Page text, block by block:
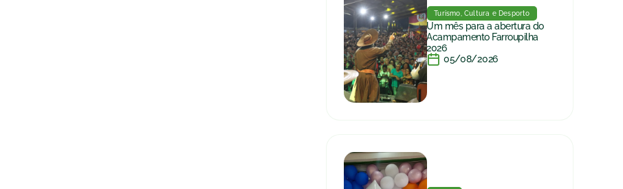
Turismo, Cultura e Desporto
Um mês para a abertura do
Acampamento Farroupilha
2026
05/08/2026